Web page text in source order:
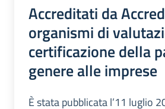
Accreditati da
organismi di
certificazione della
genere alle imprese
È stata pubblicata l’11 luglio